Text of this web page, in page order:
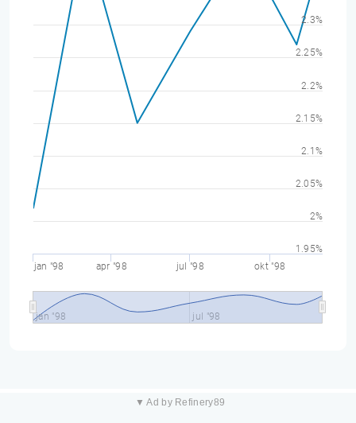
jan "98 apr "98 jul "98 okt "98
jan "98 jul "98
1.95%
2%
2.05%
2.1%
2.15%
2.2%
2.25%
2.3%
▼ Ad by Refinery89